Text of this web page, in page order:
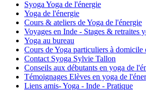
Syoga Yoga de l'énergie
Yoga de l'énergie
Cours & ateliers de Yoga de l'énergie
Voyages en Inde - Stages & retraites
Yoga au bureau
Cours de Yoga particuliers à domicile
Contact Syoga Sylvie Tallon
Conseils aux débutants en yoga de
Témoignages Elèves en yoga de
Liens amis- Yoga - Inde - Pratique